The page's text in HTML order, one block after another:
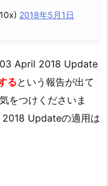
2018年5月1日
April 2018 Update
るという報告が出て
をつけくださいま
Updateの適用は